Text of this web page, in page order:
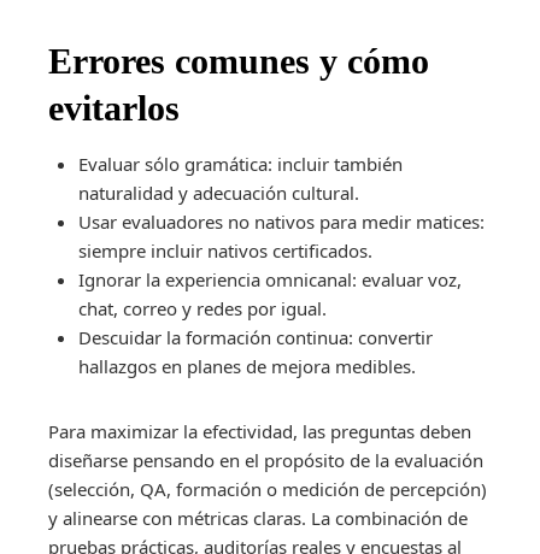
Errores comunes y cómo
evitarlos
Evaluar sólo gramática: incluir también
naturalidad y adecuación cultural.
Usar evaluadores no nativos para medir matices:
siempre incluir nativos certificados.
Ignorar la experiencia omnicanal: evaluar voz,
chat, correo y redes por igual.
Descuidar la formación continua: convertir
hallazgos en planes de mejora medibles.
Para maximizar la efectividad, las preguntas deben
diseñarse pensando en el propósito de la evaluación
(selección, QA, formación o medición de percepción)
y alinearse con métricas claras. La combinación de
pruebas prácticas, auditorías reales y encuestas al